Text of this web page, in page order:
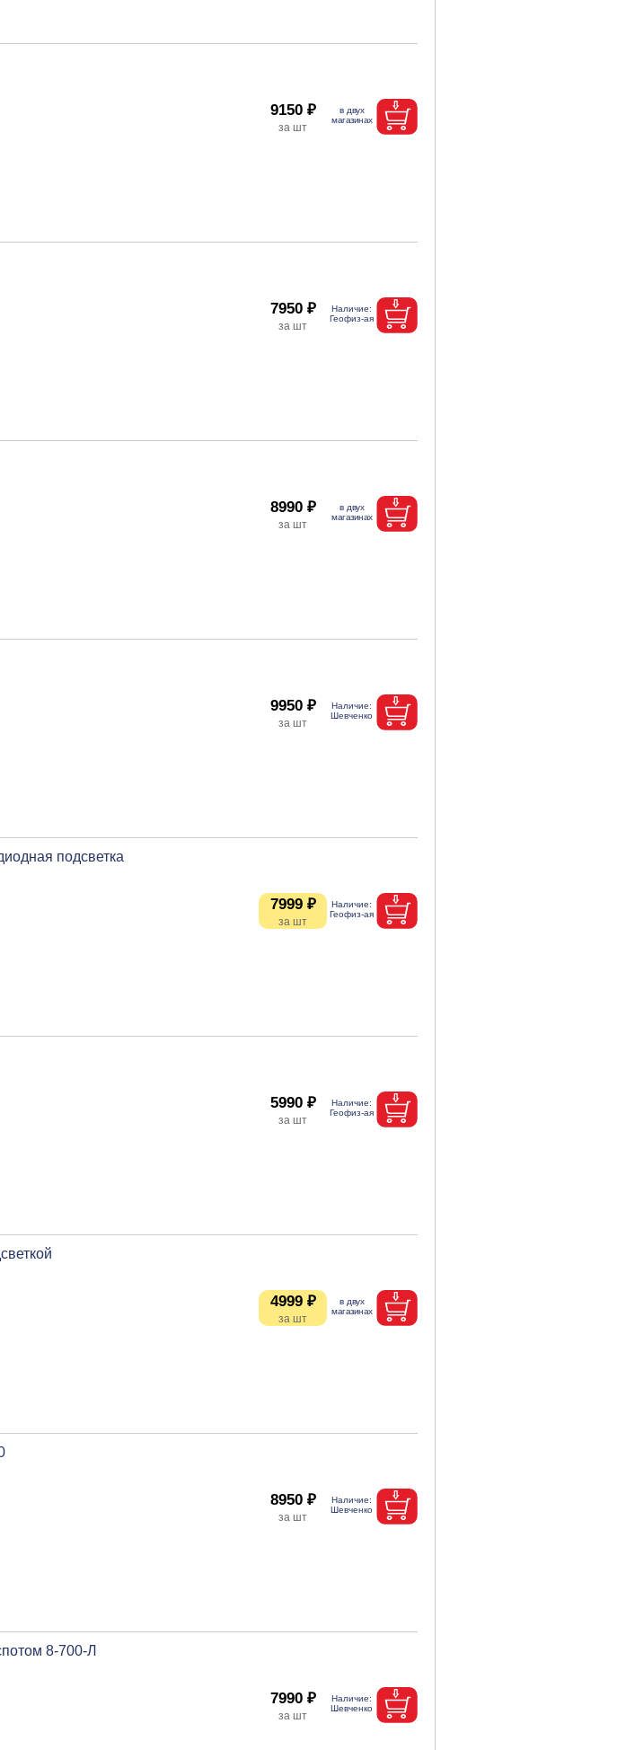
9150 ₽
7950 ₽
8990 ₽
9950 ₽
подсветка
7999 ₽
5990 ₽
4999 ₽
8950 ₽
8-700-Л
7990 ₽